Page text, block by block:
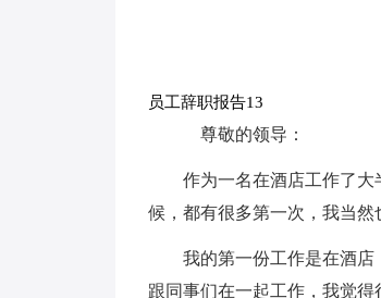
员工辞职报告13
尊敬的领导：
作为一名在酒店工作了
候，都有很多第一次，我当然
我的第一份工作是在酒
跟同事们在一起工作，我觉